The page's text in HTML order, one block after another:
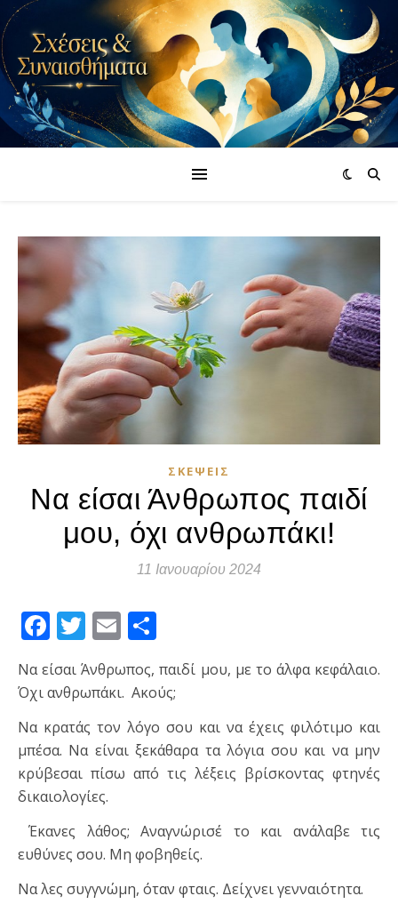
ΣΚΈΨΕΙΣ
Να είσαι Άνθρωπος παιδί
μου, όχι ανθρωπάκι!
11 Ιανουαρίου 2024
Facebook
Twitter
Email
Να είσαι Άνθρωπος, παιδί μου, με το άλφα κεφάλαιο.
Όχι ανθρωπάκι. Ακούς;
Να κρατάς τον λόγο σου και να έχεις φιλότιμο και
μπέσα. Να είναι ξεκάθαρα τα λόγια σου και να μην
κρύβεσαι πίσω από τις λέξεις βρίσκοντας φτηνές
δικαιολογίες.
Έκανες λάθος; Αναγνώρισέ το και ανάλαβε τις
ευθύνες σου. Μη φοβηθείς.
Να λες συγγνώμη, όταν φταις. Δείχνει γενναιότητα.